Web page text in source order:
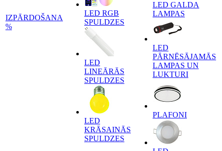
IZPĀRDOŠANA
%
LED RGB
SPULDZES
LED
LINEĀRĀS
SPULDZES
LED
KRĀSAINĀS
SPULDZES
LED GALDA
LAMPAS
LED
PĀRNĒSĀJAMĀS
LAMPAS UN
LUKTURI
PLAFONI